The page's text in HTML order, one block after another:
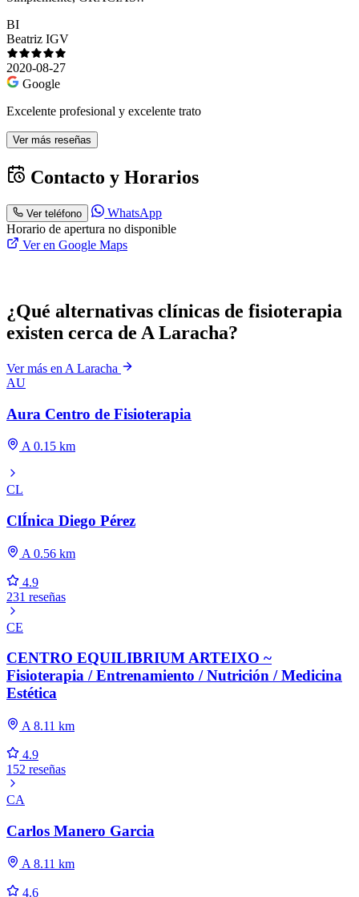
BI
Beatriz IGV
2020-08-27
Google
Excelente profesional y excelente trato
Ver más reseñas
Contacto y Horarios
Ver teléfono
WhatsApp
Horario de apertura no disponible
Ver en Google Maps
¿Qué alternativas clínicas de fisioterapia
existen cerca de A Laracha?
Ver más en A Laracha
AU
Aura Centro de Fisioterapia
A 0.15 km
CL
ClÍnica Diego Pérez
A 0.56 km
4.9
231 reseñas
CE
CENTRO EQUILIBRIUM ARTEIXO ~
Fisioterapia / Entrenamiento / Nutrición / Medicina
Estética
A 8.11 km
4.9
152 reseñas
CA
Carlos Manero Garcia
A 8.11 km
4.6